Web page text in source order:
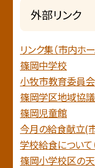
外部リンク
リンク集（市内ホ
篠岡中学校
小牧市教育委員会
篠岡学区地域協
篠岡児童館
今月の給食献立(
学校給食について
篠岡小学校区の天